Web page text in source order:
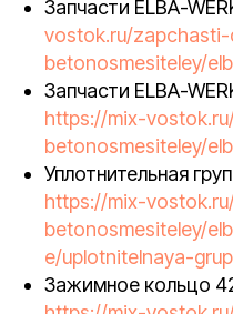
Запчасти ELBA-
vostok.ru/zapchasti-
betonosmesiteley/
Запчасти ELBA-
https://mix-
betonosmesiteley/
Уплотнительная
https://mix-
betonosmesiteley/
e/uplotnitelnaya-
Зажимное кольцо